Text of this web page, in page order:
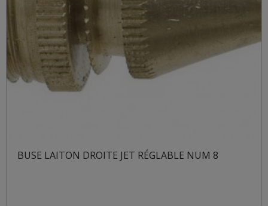
BUSE LAITON DROITE JET RÉGLABLE NUM 8